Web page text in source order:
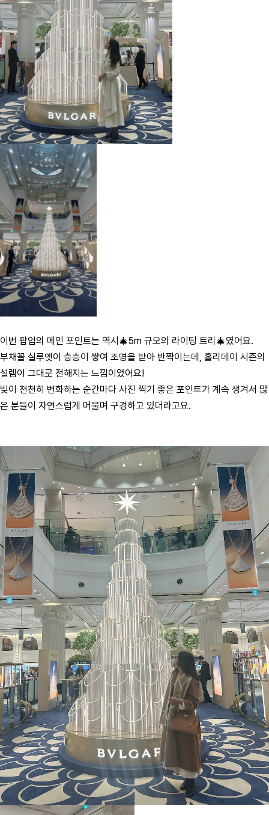
이번 팝업의 메인 포인트는 역시🎄5m 규모의 라이팅 트리🎄였어요.
부채꼴 실루엣이 층층이 쌓여 조명을 받아 반짝이는데, 홀리데이 시즌의
설렘이 그대로 전해지는 느낌이었어요!
빛이 천천히 변화하는 순간마다 사진 찍기 좋은 포인트가 계속 생겨서 많
은 분들이 자연스럽게 머물며 구경하고 있더라고요.